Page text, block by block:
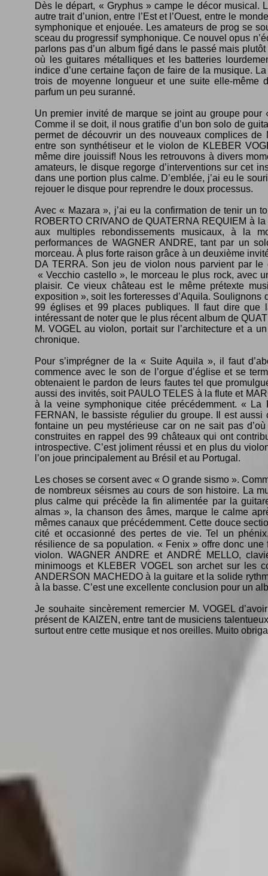
Dès le départ, « Gryphus » campe le décor musical.
autre trait d’union, entre l’Est et l’Ouest, entre le
symphonique et enjouée. Les amateurs de prog se
sceau du progressif symphonique. Ce nouvel opus
parlons pas d’un album figé dans le passé mais
où les guitares métalliques et les batteries
indice d’une certaine façon de faire de la musique.
trois de moyenne longueur et une suite elle-même
parfum un peu suranné.
Un premier invité de marque se joint au groupe
Comme il se doit, il nous gratifie d’un bon solo de
permet de découvrir un des nouveaux complices
entre son synthétiseur et le violon de KLEBER
même dire jouissif! Nous les retrouvons à divers
amateurs, le disque regorge d’interventions sur cet
dans une portion plus calme. D’emblée, j’ai eu le
rejouer le disque pour reprendre le doux processus.
Avec « Mazara », j’ai eu la confirmation de tenir un
ROBERTO CRIVANO de QUATERNA REQUIEM à
aux multiples rebondissements musicaux, à la
performances de WAGNER ANDRE, tant par un
morceau. À plus forte raison grâce à un deuxième
DA TERRA. Son jeu de violon nous parvient par
« Vecchio castello », le morceau le plus rock, avec
plaisir. Ce vieux château est le même prétexte
exposition », soit les forteresses d’Aquila.
99 églises et 99 places publiques. Il faut dire
intéressant de noter que le plus récent album de
M. VOGEL au violon, portait sur l’architecture et a
chronique.
Pour s’imprégner de la « Suite Aquila », il faut
commence avec le son de l’orgue d’église et se
obtenaient le pardon de leurs fautes tel que
aussi des invités, soit PAULO TELES à la flute et
à la veine symphonique citée précédemment. «
FERNAN, le bassiste régulier du groupe. Il est aussi
fontaine un peu mystérieuse car on ne sait pas
construites en rappel des 99 châteaux qui ont
introspective. C’est joliment réussi et en plus du
l’on joue principalement au Brésil et au Portugal.
Les choses se corsent avec « O grande sismo ».
de nombreux séismes au cours de son histoire. La
plus calme qui précède la fin alimentée par la
almas », la chanson des âmes, marque le calme
mêmes canaux que précédemment. Cette douce
cité et occasionné des pertes de vie. Tel un
résilience de sa population. « Fenix » offre donc
violon. WAGNER ANDRE et ANDRÉ MELLO,
minimoogs et KLEBER VOGEL son archet sur les
ANDERSON MACHEDO à la guitare et la solide
à la basse. C’est une excellente conclusion pour un
Je souhaite sincèrement remercier M. VOGEL
présent de KAIZEN, entre tant de musiciens
surtout entre cette musique et nos oreilles. Muito